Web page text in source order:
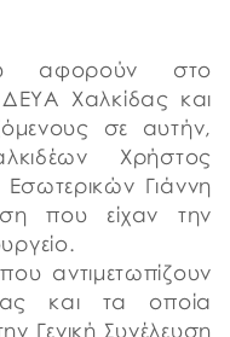
αφορούν στο
Χαλκίδας και
σε αυτήν,
Χρήστος
Γιάννη
που είχαν την
αντιμετωπίζουν
και τα οποία
Γενική Συνέλευση